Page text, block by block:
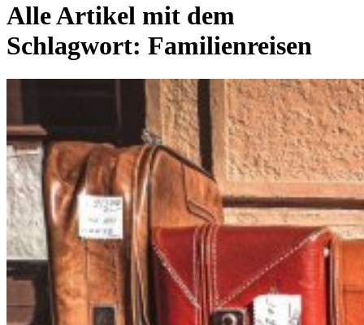
Alle Artikel mit dem
Schlagwort: Familienreisen